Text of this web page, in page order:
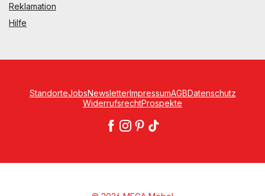
Reklamation
Hilfe
StandorteJobsNewsletterImpressumAGBDatenschutz
WiderrufsrechtProspekte